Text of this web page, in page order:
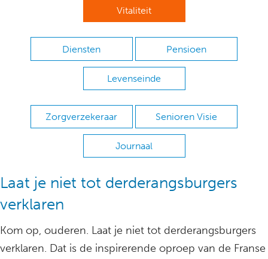
Vitaliteit
Diensten Pensioen
Levenseinde
Zorgverzekeraar Senioren Visie
Journaal
Laat je niet tot derderangsburgers
verklaren
Kom op, ouderen. Laat je niet tot derderangsburgers
verklaren. Dat is de inspirerende oproep van de Franse